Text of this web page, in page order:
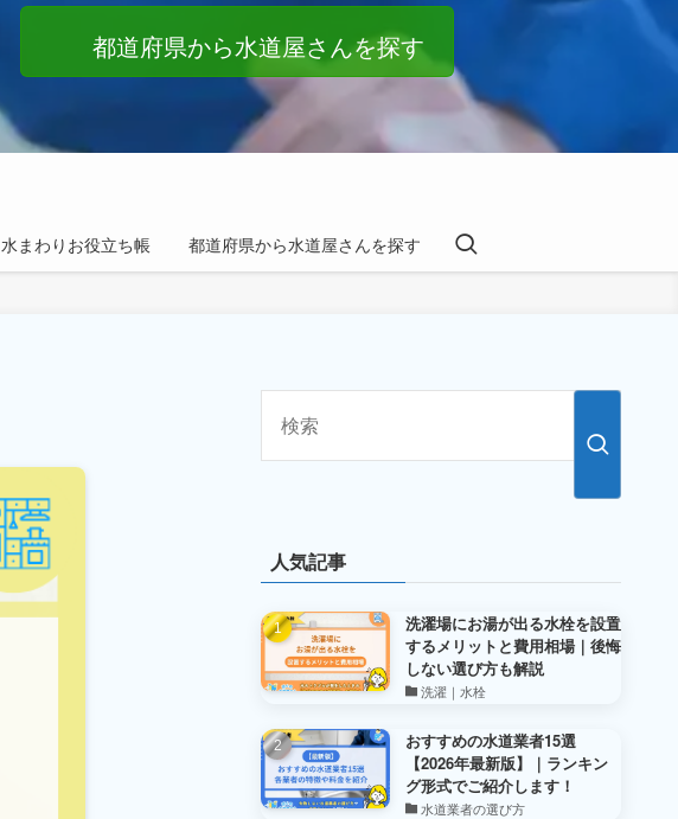
水まわりお役立ち帳 都道府県から水道屋さんを探す
都道府県から水道屋さんを探す
人気記事
洗濯場にお湯が出る水栓を設置
するメリットと費用相場｜後悔
しない選び方も解説
洗濯｜水栓
おすすめの水道業者15選
【2026年最新版】｜ランキン
グ形式でご紹介します！
水道業者の選び方